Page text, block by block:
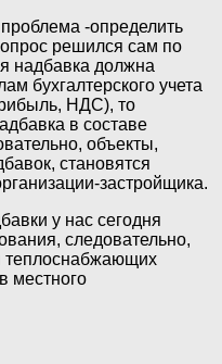
-определить
решился сам по
надбавка должна
бухгалтерского учета
НДС), то
в составе
объекты,
становятся
застройщика.
у нас сегодня
следовательно,
теплоснабжающих
местного